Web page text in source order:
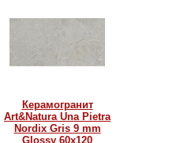
Керамогранит
Art&Natura Una Pietra
Nordix Gris 9 mm
Glossy 60х120